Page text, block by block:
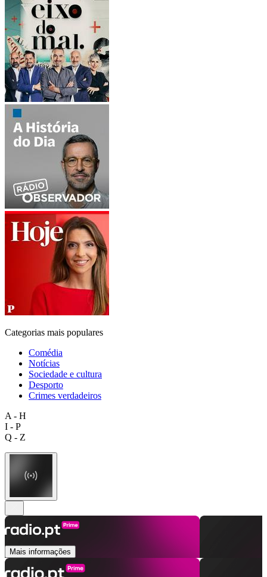
Categorias mais populares
Comédia
Notícias
Sociedade e cultura
Desporto
Crimes verdadeiros
A - H
I - P
Q - Z
Mais informações